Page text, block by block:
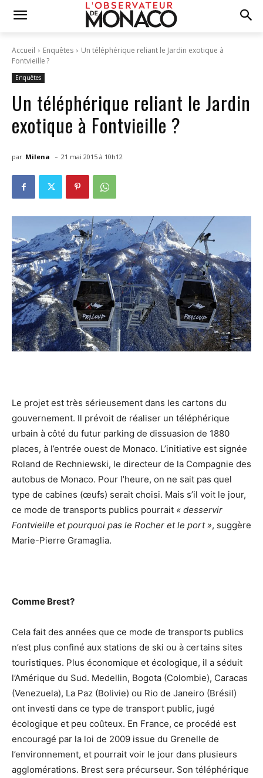
Accueil Enquêtes
Un téléphérique reliant le Jardin exotique à
Fontvieille ?
Enquêtes
Un téléphérique reliant le Jardin
exotique à Fontvieille ?
par Milena - 21 mai 2015 à 10h12
Le projet est très sérieusement dans les cartons du
gouvernement. Il prévoit de réaliser un téléphérique
urbain à côté du futur parking de dissuasion de 1880
places, à l’entrée ouest de Monaco. L’initiative est signée
Roland de Rechniewski, le directeur de la Compagnie des
autobus de Monaco. Pour l’heure, on ne sait pas quel
type de cabines (œufs) serait choisi. Mais s’il voit le jour,
ce mode de transports publics pourrait « desservir
Fontvieille et pourquoi pas le Rocher et le port », suggère
Marie-Pierre Gramaglia.
Comme Brest?
Cela fait des années que ce mode de transports publics
n’est plus confiné aux stations de ski ou à certains sites
touristiques. Plus économique et écologique, il a séduit
l’Amérique du Sud. Medellin, Bogota (Colombie), Caracas
(Venezuela), La Paz (Bolivie) ou Rio de Janeiro (Brésil)
ont investi dans ce type de transport public, jugé
écologique et peu coûteux. En France, ce procédé est
encouragé par la loi de 2009 issue du Grenelle de
l’environnement, et pourrait voir le jour dans plusieurs
agglomérations. Brest sera précurseur. Son téléphérique